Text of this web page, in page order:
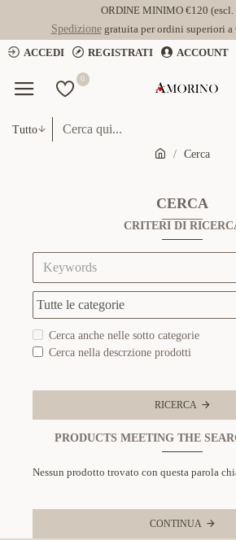
ORDINE MINIMO €120 (escl.
Spedizionegratuita per ordini superiori a
ACCEDI
REGISTRATI ACCOUNT
0
Tutto
Cerca
CERCA
CRITERI DI
Cerca anche nelle sotto categorie
Cerca nella descrzione prodotti
RICERCA
PRODUCTS MEETING THE
Nessun prodotto trovato con questa parola
CONTINUA